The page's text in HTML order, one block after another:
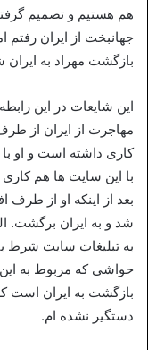
هم هستیم و تصمیم
جهانبخت از ایران رفتم
بازگشت مهراد به ایران
این شایعات در این
مهاجرت از ایران از
کاری داشته است و او
با این سایت ها هم کاری
بعد از اینکه او از طرف
شد و به ایران برگشت.
به تبلیغات سایت شرط
حواشی که مربوط به این
بازگشت به ایران است
دستگیر نشده ام.